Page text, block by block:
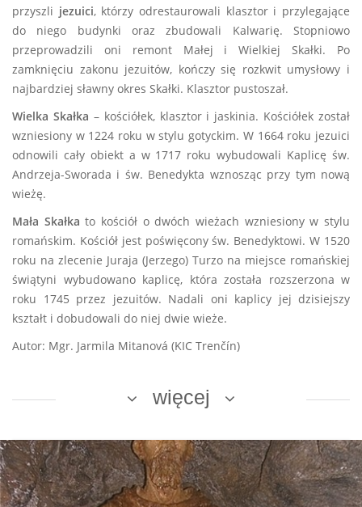
przyszli jezuici, którzy odrestaurowali klasztor i przylegające
do niego budynki oraz zbudowali Kalwarię. Stopniowo
przeprowadzili oni remont Małej i Wielkiej Skałki. Po
zamknięciu zakonu jezuitów, kończy się rozkwit umysłowy i
najbardziej sławny okres Skałki. Klasztor pustoszał.
Wielka Skałka – kościółek, klasztor i jaskinia. Kościółek został
wzniesiony w 1224 roku w stylu gotyckim. W 1664 roku jezuici
odnowili cały obiekt a w 1717 roku wybudowali Kaplicę św.
Andrzeja-Sworada i św. Benedykta wznosząc przy tym nową
wieżę.
Mała Skałkato kościół o dwóch wieżach wzniesiony w stylu
romańskim. Kościół jest poświęcony św. Benedyktowi. W 1520
roku na zlecenie Juraja (Jerzego) Turzo na miejsce romańskiej
świątyni wybudowano kaplicę, która została rozszerzona w
roku 1745 przez jezuitów. Nadali oni kaplicy jej dzisiejszy
kształt i dobudowali do niej dwie wieże.
Autor: Mgr. Jarmila Mitanová (KIC Trenčín)
więcej